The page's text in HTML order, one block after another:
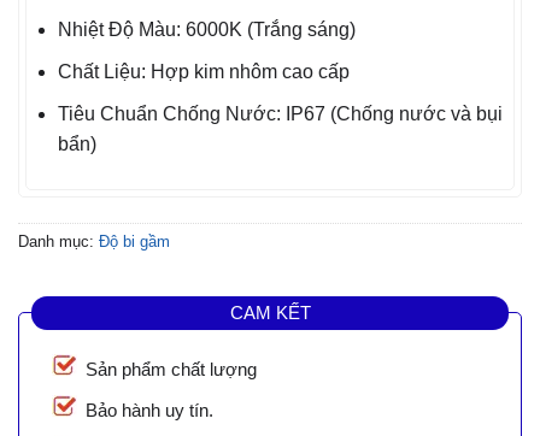
Nhiệt Độ Màu: 6000K (Trắng sáng)
Chất Liệu: Hợp kim nhôm cao cấp
Tiêu Chuẩn Chống Nước: IP67 (Chống nước và bụi
bẩn)
Danh mục: Độ bi gầm
CAM KẾT
Sản phẩm chất lượng
Bảo hành uy tín.